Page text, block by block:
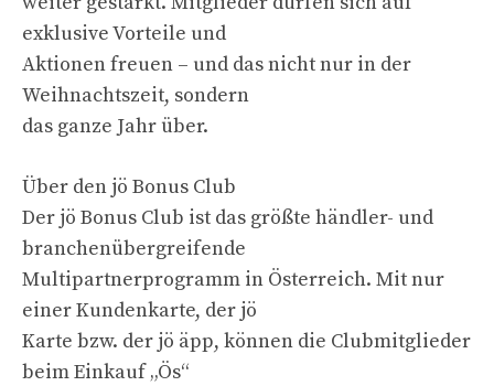
exklusive Vorteile und
Aktionen freuen – und das nicht nur in der
Weihnachtszeit, sondern
das ganze Jahr über.
Über den jö Bonus Club
Der jö Bonus Club ist das größte händler- und
branchenübergreifende
Multipartnerprogramm in Österreich. Mit nur
einer Kundenkarte, der jö
Karte bzw. der jö äpp, können die Clubmitglieder
beim Einkauf „Ös“